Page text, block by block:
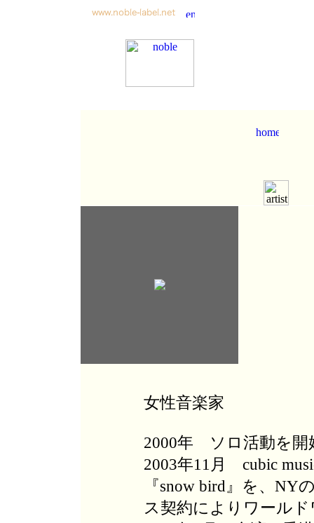
女性音楽家
2000年 ソロ活動を開
2003年11月 cubic
『snow bird』を、NY
ス契約によりワール